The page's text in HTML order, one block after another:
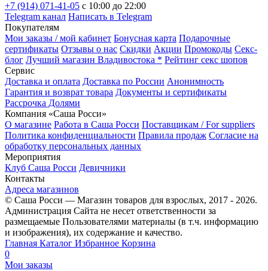
+7 (914) 071-41-05 c 10:00 до 22:00
Telegram канал Написать в Telegram
Покупателям
Мои заказы / мой кабинет Бонусная карта Подарочные
сертификаты Отзывы о нас Скидки Акции Промокоды Секс-
блог Лучший магазин Владивостока * Рейтинг секс шопов
Сервис
Доставка и оплата Доставка по России Анонимность
Гарантия и возврат товара Документы и сертификаты
Рассрочка Долями
Компания «Саша Росси»
О магазине Работа в Саша Росси Поставщикам / For suppliers
Политика конфиденциальности Правила продаж Согласие на
обработку персональных данных
Мероприятия
Клуб Саша Росси Девичники
Контакты
Адреса магазинов
© Саша Росси — Магазин товаров для взрослых, 2017 - 2026.
Администрация Сайта не несет ответственности за
размещаемые Пользователями материалы (в т.ч. информацию
и изображения), их содержание и качество.
Главная Каталог Избранное Корзина
0
Мои заказы